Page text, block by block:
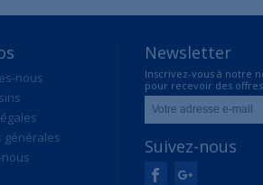
nous
générales
Newsletter
Inscrivez-vous à notre
pour recevoir des offres
exclusives
Suivez-nous